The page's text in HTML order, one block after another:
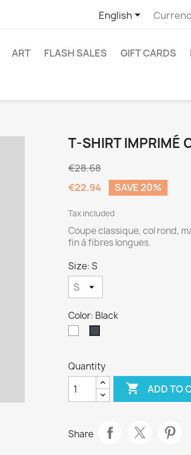
English
ART FLASH SALES GIFT CARDS
T-SHIRT IMPRIMÉ
€28.68
€22.94
SAVE 20%
Tax included
Coupe classique, col rond,
fin à fibres longues.
Size: S
Color: Black
Quantity
 ADD TO
Share